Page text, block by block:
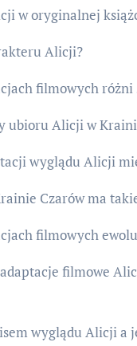
w oryginalnej
Alicji?
filmowych różni
ubioru Alicji w
wyglądu Alicji
Czarów ma
filmowych
filmowe
wyglądu Alicji